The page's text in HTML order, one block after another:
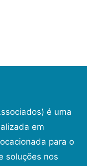
é uma
em
para o
soluções nos